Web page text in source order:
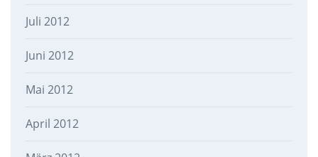
Juli 2012
Juni 2012
Mai 2012
April 2012